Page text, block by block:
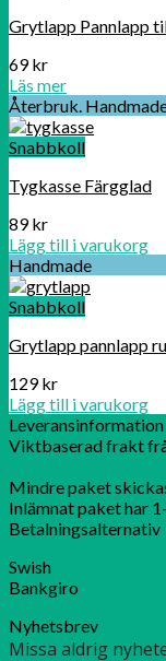
Grytlapp Pannlapp
69kr
Läs mer
Återbruk.
Snabbkoll
Tygkasse Färgglad
89kr
Lägg till i varukorg
Handmade
Snabbkoll
Grytlapp pannlapp
129kr
Lägg till i varukorg
Leveransinformation
Viktbaserad frakt
Mindre paket
Inlämnat paket har
Betalningsalternativ
Swish
Bankgiro
Nyhetsbrev